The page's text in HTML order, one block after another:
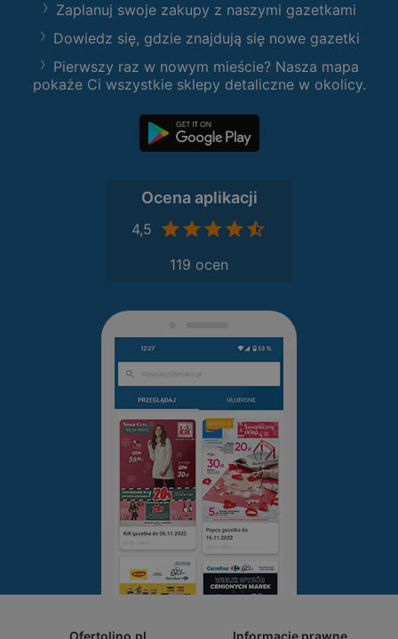
Zaplanuj swoje zakupy z naszymi gazetkami
Dowiedz się, gdzie znajdują się nowe gazetki
Pierwszy raz w nowym mieście? Nasza mapa
pokaże Ci wszystkie sklepy detaliczne w okolicy.
Ocena aplikacji
4,5
119 ocen
Ofertolino.pl Informacje prawne